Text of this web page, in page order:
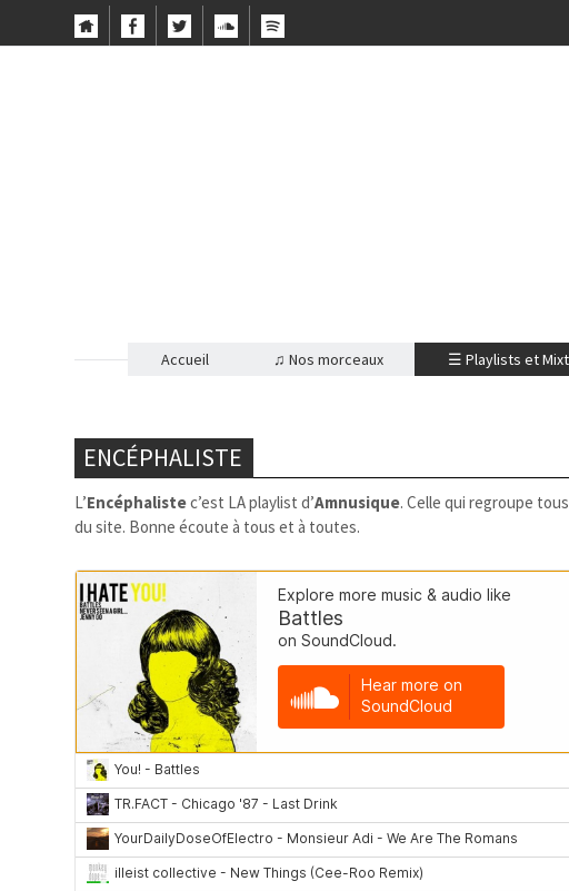
Accueil ♫ Nos morceaux ☰ Playlists et
ENCÉPHALISTE
L’Encéphalistec’est LA playlist d’Amnusique. Celle qui regroupe
du site. Bonne écoute à tous et à toutes.